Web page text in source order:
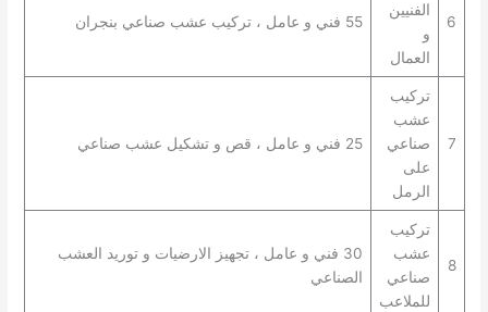
6
الفنيين
و
العمال
55 فني و عامل ، تركيب عشب صناعي بنجران
7
تركيب
عشب
صناعي
على
الرمل
25 فني و عامل ، قص و تشكيل عشب صناعي
8
تركيب
عشب
صناعي
للملاعب
30 فني و عامل ، تجهيز الارضيات و توريد العشب
الصناعي